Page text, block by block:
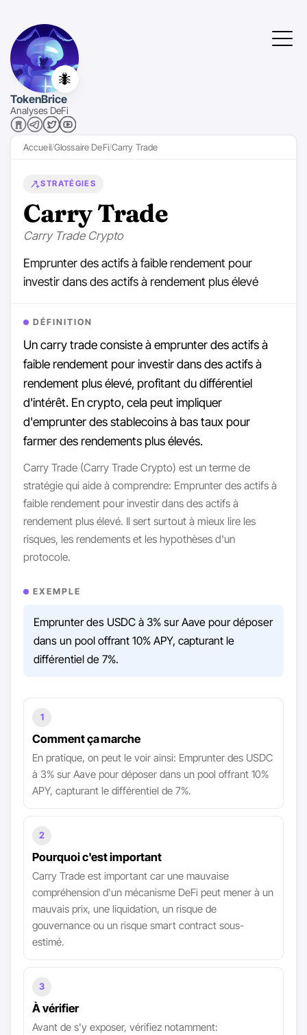
🐜
TokenBrice
Analyses DeFi
Accueil Glossaire DeFi Carry Trade
STRATÉGIES
Carry Trade
Carry Trade Crypto
Emprunter des actifs à faible rendement pour
investir dans des actifs à rendement plus élevé
DÉFINITION
Un carry trade consiste à emprunter des actifs à
faible rendement pour investir dans des actifs à
rendement plus élevé, profitant du différentiel
d'intérêt. En crypto, cela peut impliquer
d'emprunter des stablecoins à bas taux pour
farmer des rendements plus élevés.
Carry Trade (Carry Trade Crypto) est un terme de
stratégie qui aide à comprendre: Emprunter des actifs à
faible rendement pour investir dans des actifs à
rendement plus élevé. Il sert surtout à mieux lire les
risques, les rendements et les hypothèses d'un
protocole.
EXEMPLE
Emprunter des USDC à 3% sur Aave pour déposer
dans un pool offrant 10% APY, capturant le
différentiel de 7%.
1
Comment ça marche
En pratique, on peut le voir ainsi: Emprunter des USDC
à 3% sur Aave pour déposer dans un pool offrant 10%
APY, capturant le différentiel de 7%.
2
Pourquoi c'est important
Carry Trade est important car une mauvaise
compréhension d'un mécanisme DeFi peut mener à un
mauvais prix, une liquidation, un risque de
gouvernance ou un risque smart contract sous-
estimé.
3
À vérifier
Avant de s'y exposer, vérifiez notamment: